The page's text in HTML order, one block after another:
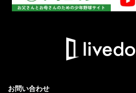
お問い合わせ